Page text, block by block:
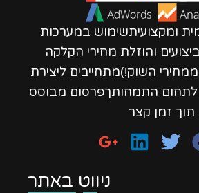
ומקצועיתשימוש במערכות
והוזלת מחירי הקלקה
פחות ממחירי השוק!)מתחייבים ליצירת
לתחום התמחותךפרסום מבוסס
תוך זמן קצר
ניווט באתר